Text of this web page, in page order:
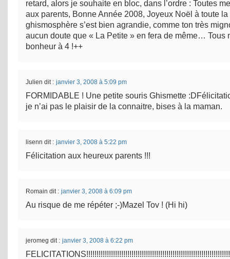
retard, alors je souhaite en bloc, dans l’ordre : Toutes
aux parents, Bonne Année 2008, Joyeux Noël à toute
ghismosphère s’est bien agrandie, comme ton très
aucun doute que « La Petite » en fera de même… Tous
bonheur à 4 !++
Julien dit : janvier 3, 2008 à 5:09 pm
FORMIDABLE ! Une petite souris Ghismette
je n’ai pas le plaisir de la connaitre, bises à la maman.
lisenn dit : janvier 3, 2008 à 5:22 pm
Félicitation aux heureux parents !!!
Romain dit : janvier 3, 2008 à 6:09 pm
Au risque de me répéter ;-)Mazel Tov ! (Hi hi)
jeromeg dit : janvier 3, 2008 à 6:22 pm